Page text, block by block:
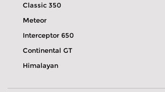
Classic 350
Meteor
Interceptor 650
Continental GT
Himalayan